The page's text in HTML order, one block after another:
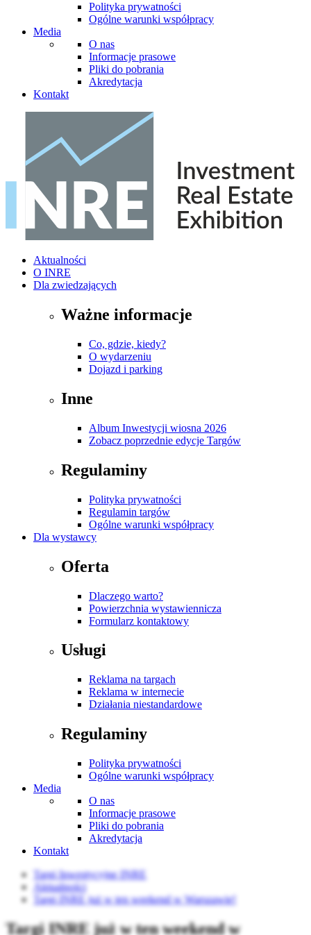
Polityka prywatności
Ogólne warunki współpracy
Media
O nas
Informacje prasowe
Pliki do pobrania
Akredytacja
Kontakt
Aktualności
O INRE
Dla zwiedzających
Ważne informacje
Co, gdzie, kiedy?
O wydarzeniu
Dojazd i parking
Inne
Album Inwestycji wiosna 2026
Zobacz poprzednie edycje Targów
Regulaminy
Polityka prywatności
Regulamin targów
Ogólne warunki współpracy
Dla wystawcy
Oferta
Dlaczego warto?
Powierzchnia wystawiennicza
Formularz kontaktowy
Usługi
Reklama na targach
Reklama w internecie
Działania niestandardowe
Regulaminy
Polityka prywatności
Ogólne warunki współpracy
Media
O nas
Informacje prasowe
Pliki do pobrania
Akredytacja
Kontakt
Targi Inwestycyjne INRE
Aktualności
Targi INRE już w ten weekend w Warszawie!
Targi INRE już w ten weekend w